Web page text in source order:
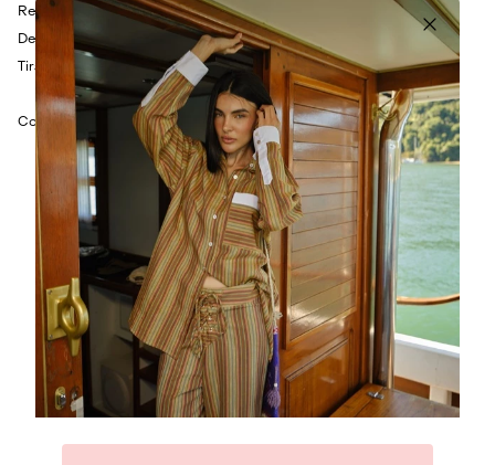
Revestimento em tule com acabamento drapeado.
Detalhes em aplicações dots felpudas.
Tira posterior fina com elástico fixo lateral.
Cor: Verde claro.